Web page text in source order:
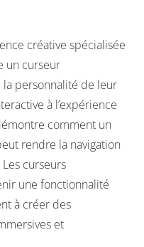
créative spécialisée
un curseur
la personnalité de leur
à l’expérience
comment un
rendre la navigation
curseurs
une fonctionnalité
à créer des
et